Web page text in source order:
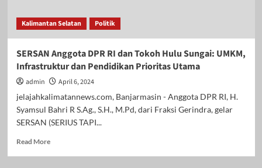
dan
Utama
Kalimantan Selatan Politik
SERSAN Anggota DPR RI dan Tokoh Hulu Sungai: UMKM,
Infrastruktur dan Pendidikan Prioritas Utama
admin
April 6, 2024
jelajahkalimatannews.com, Banjarmasin - Anggota DPR RI, H.
Syamsul Bahri R S.Ag., S.H., M.Pd, dari Fraksi Gerindra, gelar
SERSAN (SERIUS TAPI...
Read MoreRead